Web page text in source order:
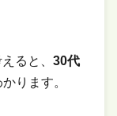
ると、 30代
ります。